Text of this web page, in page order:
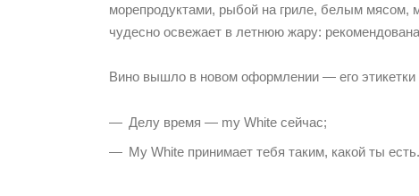
морепродуктами, рыбой на гриле, белым мясом,
чудесно освежает в летнюю жару:
Вино вышло в новом оформлении — его
Делу время — my White сейчас;
My White принимает тебя таким, какой ты есть.